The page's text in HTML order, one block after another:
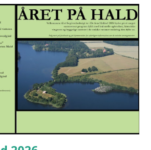
Så skriv til foreningen på
Foreningen støtter
og arrangementer indenfor følgende
& UDELIV Eksempler på UDELIV:
guidede vandreture, mad på bål,
på KULTURLIV: Koncerter,
dans, teater, historiske vandringer
Der er ingen særlige krav til ansøger, men
ansøgninger, der henvend...